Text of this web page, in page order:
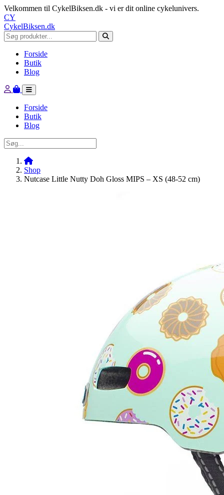
Velkommen til CykelBiksen.dk - vi er dit online cykelunivers.
CY
CykelBiksen.dk
Forside
Butik
Blog
Forside
Butik
Blog
Shop
Nutcase Little Nutty Doh Gloss MIPS – XS (48-52 cm)